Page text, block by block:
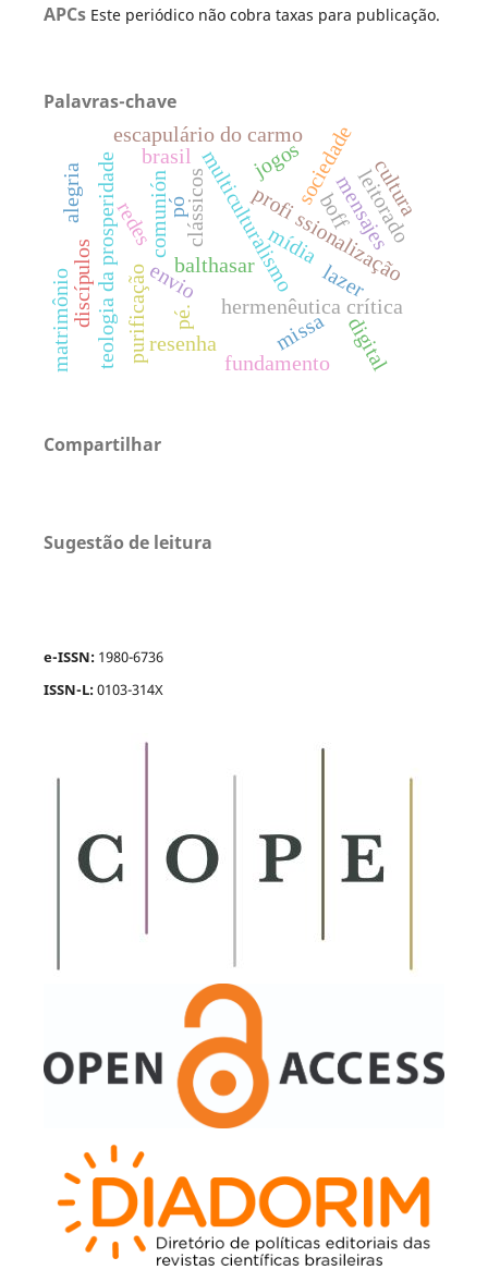
APCs Este periódico não cobra taxas para publicação.
Palavras-chave
balthasar
enviomulticulturalismo
purificação
profi ssionalização
teologia da prosperidade
escapulário do carmo
hermenêutica crítica
clássicos sociedade
discípulos mídia
pó
pé.
comunión mensajes
jogos
resenha
lazer
leitorado
redes
missa
brasil cultura
matrimônio digital
alegria
fundamento
boff
Compartilhar
Sugestão de leitura
e-ISSN: 1980-6736
ISSN-L:0103-314X